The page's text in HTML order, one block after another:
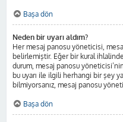
Başa dön
Neden bir uyarı aldım?
Her mesaj panosu yöneticisi,
belirlemiştir. Eğer bir kural
durum, mesaj panosu
bu uyarı ile ilgili herhangi bir şey
bilmiyorsanız, mesaj panosu
Başa dön